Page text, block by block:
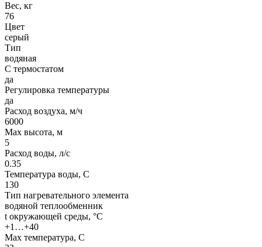
Вес, кг
76
Цвет
серый
Тип
водяная
С термостатом
да
Регулировка температуры
да
Расход воздуха, м/ч
6000
Max высота, м
5
Расход воды, л/с
0.35
Температура воды, C
130
Тип нагревательного элемента
водяной теплообменник
t окружающей среды, °C
+1…+40
Max температура, C